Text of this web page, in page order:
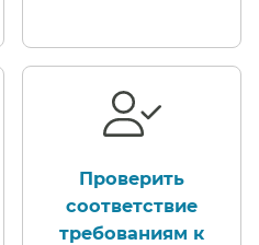
Проверить
соответствие
требованиям к